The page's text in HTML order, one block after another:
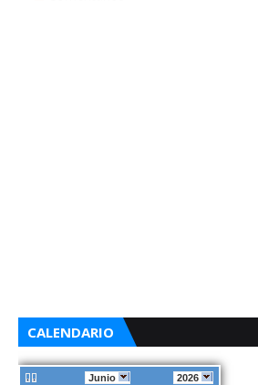
CALENDARIO
Junio 2026